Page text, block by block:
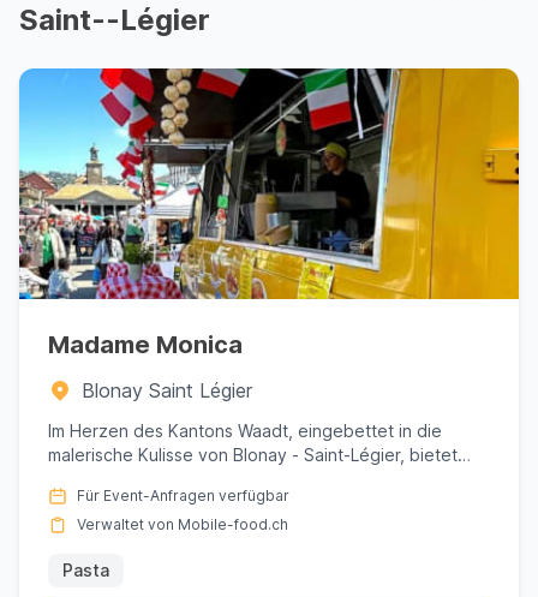
Saint--Légier
Madame Monica
Blonay Saint Légier
Im Herzen des Kantons Waadt, eingebettet in die
malerische Kulisse von Blonay - Saint-Légier, bietet
Für Event-Anfragen verfügbar
Verwaltet von Mobile-food.ch
Pasta